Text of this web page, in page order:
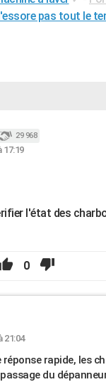
pas tout le
29 968
17:19
l'état des
0
21:04
rapide, les
du